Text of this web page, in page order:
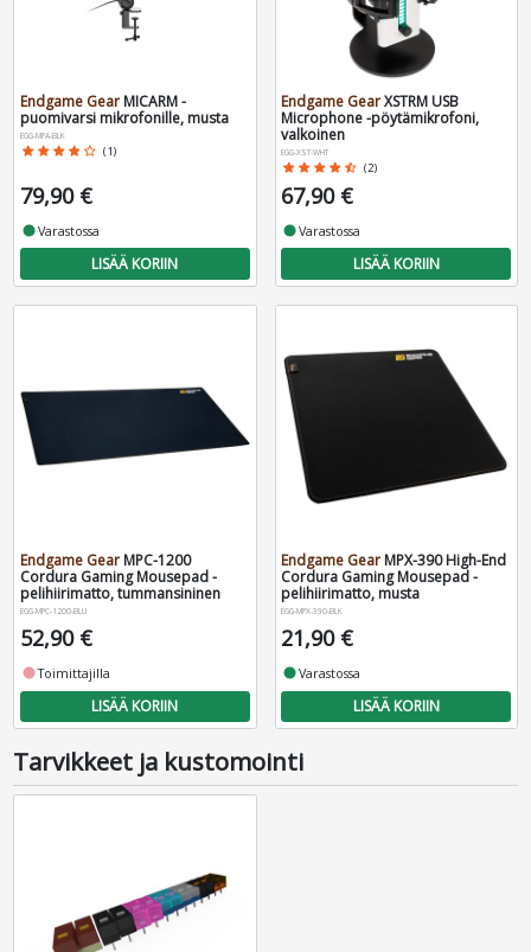
Endgame Gear MICARM -
puomivarsi mikrofonille, musta
EGG-MPA-BLK
star star star star star_border (1)
79,90 €
fiber_manual_recordVarastossa
LISÄÄ KORIIN
Endgame GearXSTRM USB
Microphone -pöytämikrofoni,
valkoinen
EGG-XST-WHT
star star star star star_half (2)
67,90 €
fiber_manual_recordVarastossa
LISÄÄ KORIIN
Endgame Gear MPC-1200
Cordura Gaming Mousepad -
pelihiirimatto, tummansininen
EGG-MPC-1200-BLU
52,90 €
fiber_manual_recordToimittajilla
LISÄÄ KORIIN
Endgame Gear MPX-390 High-End
Cordura Gaming Mousepad -
pelihiirimatto, musta
EGG-MPX-390-BLK
21,90 €
fiber_manual_recordVarastossa
LISÄÄ KORIIN
Tarvikkeet ja kustomointi